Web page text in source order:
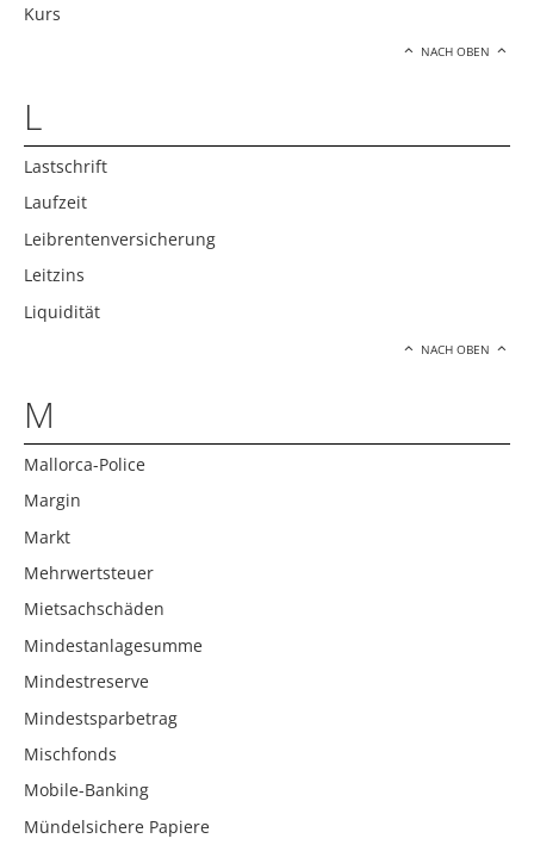
Kurs
NACH OBEN
L
Lastschrift
Laufzeit
Leibrentenversicherung
Leitzins
Liquidität
NACH OBEN
M
Mallorca-Police
Margin
Markt
Mehrwertsteuer
Mietsachschäden
Mindestanlagesumme
Mindestreserve
Mindestsparbetrag
Mischfonds
Mobile-Banking
Mündelsichere Papiere